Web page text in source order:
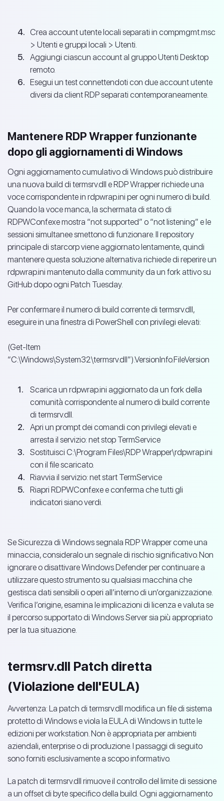
Crea account utente locali separati in compmgmt.msc
> Utenti e gruppi locali > Utenti.
Aggiungi ciascun account al gruppo Utenti Desktop
remoto.
Esegui un test connettendoti con due account utente
diversi da client RDP separati contemporaneamente.
Mantenere RDP Wrapper funzionante
dopo gli aggiornamenti di Windows
Ogni aggiornamento cumulativo di Windows può distribuire
una nuova build di termsrv.dll e RDP Wrapper richiede una
voce corrispondente in rdpwrap.ini per ogni numero di build.
Quando la voce manca, la schermata di stato di
RDPWConf.exe mostra “not supported” o “not listening” e le
sessioni simultanee smettono di funzionare. Il repository
principale di starcorp viene aggiornato lentamente, quindi
mantenere questa soluzione alternativa richiede di reperire un
rdpwrap.ini mantenuto dalla community da un fork attivo su
GitHub dopo ogni Patch Tuesday.
Per confermare il numero di build corrente di termsrv.dll,
eseguire in una finestra di PowerShell con privilegi elevati:
(Get-Item
“C:\Windows\System32\termsrv.dll”).VersionInfo.FileVersion
Scarica un rdpwrap.ini aggiornato da un fork della
comunità corrispondente al numero di build corrente
di termsrv.dll.
Apri un prompt dei comandi con privilegi elevati e
arresta il servizio: net stop TermService
Sostituisci C:\Program Files\RDP Wrapper\rdpwrap.ini
con il file scaricato.
Riavvia il servizio: net start TermService
Riapri RDPWConf.exe e conferma che tutti gli
indicatori siano verdi.
Se Sicurezza di Windows segnala RDP Wrapper come una
minaccia, consideralo un segnale di rischio significativo. Non
ignorare o disattivare Windows Defender per continuare a
utilizzare questo strumento su qualsiasi macchina che
gestisca dati sensibili o operi all’interno di un’organizzazione.
Verifica l’origine, esamina le implicazioni di licenza e valuta se
il percorso supportato di Windows Server sia più appropriato
per la tua situazione.
termsrv.dll Patch diretta
(Violazione dell'EULA)
Avvertenza: La patch di termsrv.dll modifica un file di sistema
protetto di Windows e viola la EULA di Windows in tutte le
edizioni per workstation. Non è appropriata per ambienti
aziendali, enterprise o di produzione. I passaggi di seguito
sono forniti esclusivamente a scopo informativo.
La patch di termsrv.dll rimuove il controllo del limite di sessione
a un offset di byte specifico della build. Ogni aggiornamento